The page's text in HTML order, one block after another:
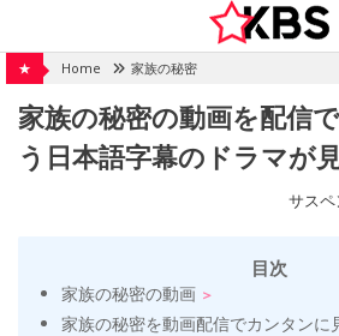
content
★ Home 家族の秘密
家族の秘密の動画を配信
う日本語字幕のドラマが
サス
目次
家族の秘密の動画
家族の秘密を動画配信でカンタンに